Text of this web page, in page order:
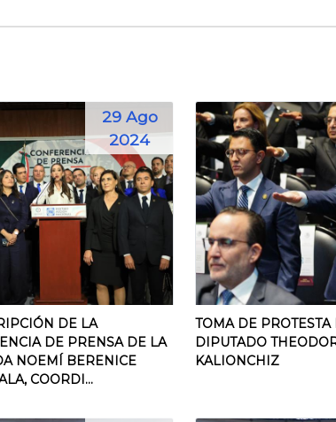
29 Ago
2024
DE LA
DE PRENSA DE LA
NOEMÍ BERENICE
COORDI...
TOMA DE PROTESTA
DIPUTADO
KALIONCHIZ